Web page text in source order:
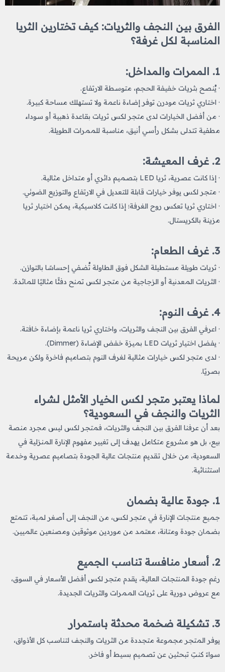
الفرق بين النجف والثريات: كيف تختارين الثريا
المناسبة لكل غرفة؟
1. الممرات والمداخل:
· يُنصح بثريات خفيفة الحجم، متوسطة الارتفاع.
· اختاري ثريات مودرن توفر إضاءة ناعمة ولا تستهلك مساحة كبيرة.
· من أفضل الخيارات لدى متجر لكس ثريات بقاعدة ذهبية أو سوداء
مطفية تتدلى بشكل رأسي أنيق، مناسبة للممرات الطويلة.
2. غرف المعيشة:
· إذا كانت عصرية، ثريا LED بتصميم دائري أو متداخل مثالية.
· متجر لكس يوفر خيارات قابلة للتعديل في الارتفاع والتوزيع الضوئي.
· اختاري ثريا تعكس روح الغرفة؛ إذا كانت كلاسيكية، يمكن اختيار ثريا
مزينة بالكريستال.
3. غرف الطعام:
· ثريات طويلة مستطيلة الشكل فوق الطاولة تُضفي إحساسًا بالتوازن.
· الثريات المعدنية أو الزجاجية من متجر لكس تمنح دفئًا مثاليًا للمائدة.
4. غرف النوم:
· اعرفي الفرق بين النجف والثريات، واختاري ثريا ناعمة بإضاءة خافتة.
· يفضل اختيار ثريات LED بميزة خفض الإضاءة (Dimmer).
· لدى متجر لكس خيارات مثالية لغرف النوم بتصاميم فاخرة ولكن مريحة
بصريًا.
لماذا يعتبر متجر لكس الخيار الأمثل لشراء
الثريات والنجف في السعودية؟
بعد أن عرفنا الفرق بين النجف والثريات، فمتجر لكس ليس مجرد منصة
بيع، بل هو مشروع متكامل يهدف إلى تغيير مفهوم الإنارة المنزلية في
السعودية، من خلال تقديم منتجات عالية الجودة بتصاميم عصرية وخدمة
استثنائية.
1. جودة عالية بضمان
جميع منتجات الإنارة في متجر لكس، من النجف إلى أصغر لمبة، تتمتع
بضمان جودة ومتانة، معتمد من موردين موثوقين ومصنعين عالميين.
2. أسعار منافسة تناسب الجميع
رغم جودة المنتجات العالية، يقدم متجر لكس أفضل الأسعار في السوق،
مع عروض دورية على ثريات الممرات والثريات الجديدة.
3. تشكيلة ضخمة محدثة باستمرار
يوفر المتجر مجموعة متجددة من الثريات والنجف لتناسب كل الأذواق،
سواءً كنتِ تبحثين عن تصميم بسيط أو فاخر.